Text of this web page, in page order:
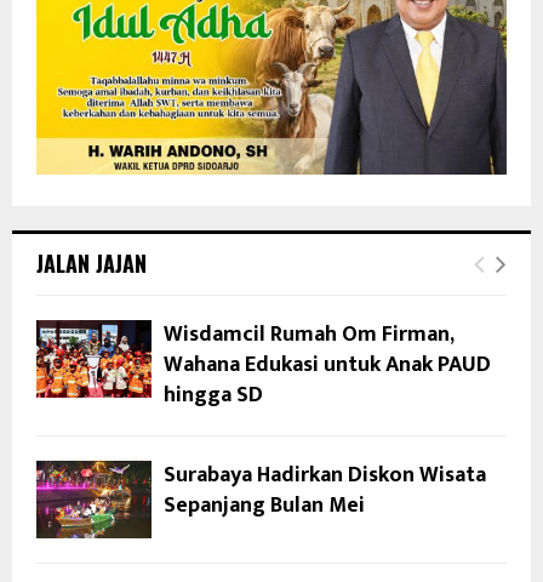
JALAN JAJAN
Wisdamcil Rumah Om Firman,
Wahana Edukasi untuk Anak PAUD
hingga SD
Surabaya Hadirkan Diskon Wisata
Sepanjang Bulan Mei